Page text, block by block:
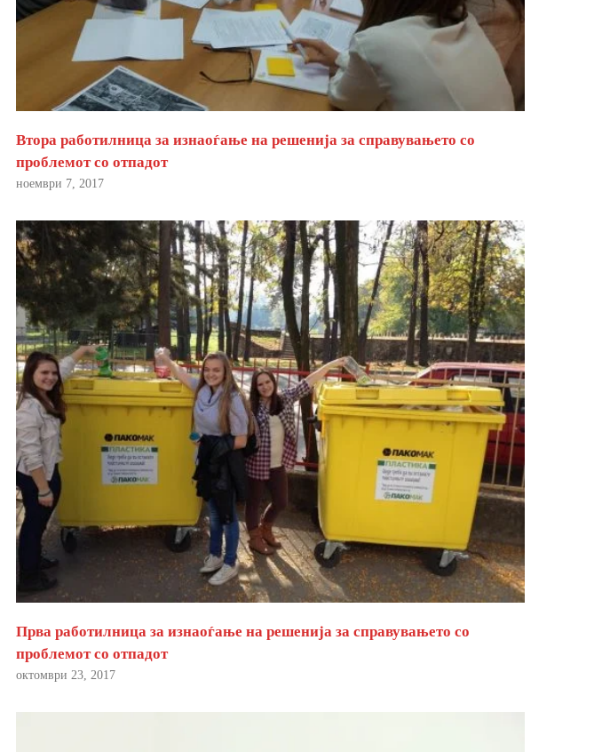
Втора работилница за изнаоѓање на решенија за справувањето со
проблемот со отпадот
ноември 7, 2017
Прва работилница за изнаоѓање на решенија за справувањето со
проблемот со отпадот
октомври 23, 2017